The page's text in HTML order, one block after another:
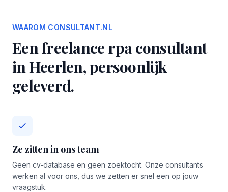
WAAROM CONSULTANT.NL
Een freelance rpa consultant
in Heerlen, persoonlijk
geleverd.
Ze zitten in ons team
Geen cv-database en geen zoektocht. Onze consultants
werken al voor ons, dus we zetten er snel een op jouw
vraagstuk.